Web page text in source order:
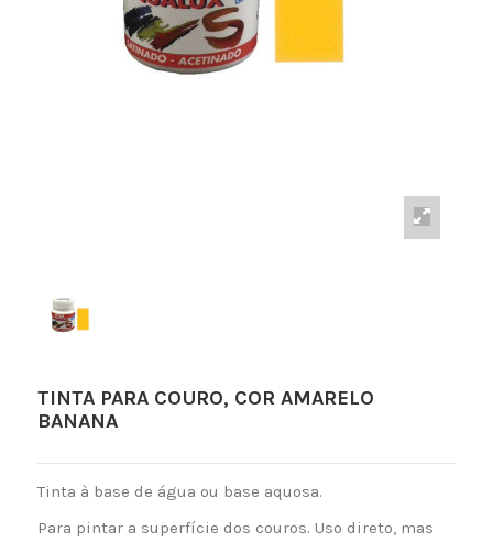
TINTA PARA COURO, COR AMARELO
BANANA
Tinta à base de água ou base aquosa.
Para pintar a superfície dos couros. Uso direto, mas